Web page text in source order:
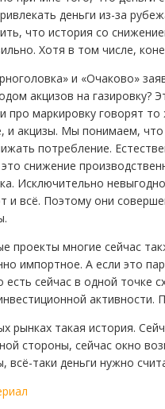
деньги из-за
что история со
Хотя в том числе,
и «Очаково»
акцизов на газировку?
и про маркировку говорят
и акцизы. Мы понимаем,
потребление.
снижение
Исключительно
и всё. Поэтому они
проекты многие сейчас
импортное. А если это
есть сейчас в одной точке
рынках такая история.
стороны, сейчас окно
всё-таки деньги нужно